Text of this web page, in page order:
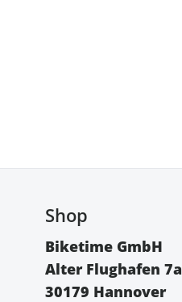
Shop
Biketime GmbH
Alter Flughafen 7a
30179 Hannover